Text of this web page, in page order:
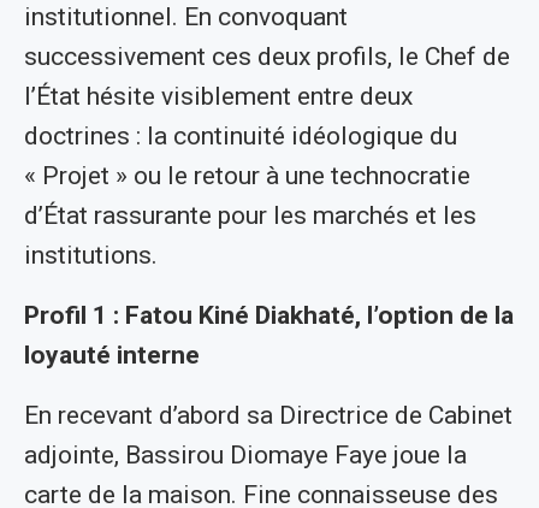
institutionnel. En convoquant
successivement ces deux profils, le Chef de
l’État hésite visiblement entre deux
doctrines : la continuité idéologique du
« Projet » ou le retour à une technocratie
d’État rassurante pour les marchés et les
institutions.
Profil 1 : Fatou Kiné Diakhaté, l’option de la
loyauté interne
En recevant d’abord sa Directrice de Cabinet
adjointe, Bassirou Diomaye Faye joue la
carte de la maison. Fine connaisseuse des